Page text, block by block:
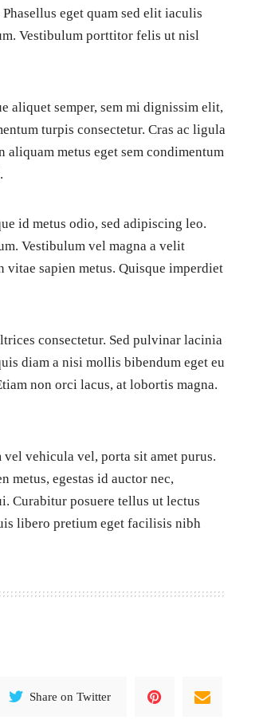
eget quam sed elit iaculis
Vestibulum porttitor felis ut nisl
aliquet semper, sem mi dignissim elit,
turpis consectetur. Cras ac ligula
metus eget sem condimentum
id metus odio, sed adipiscing leo.
Vestibulum vel magna a velit
sapien metus. Quisque imperdiet
consectetur. Sed pulvinar lacinia
diam a nisi mollis bibendum eget eu
non orci lacus, at lobortis magna.
vehicula vel, porta sit amet purus.
metus, egestas id auctor nec,
Curabitur posuere tellus ut lectus
libero pretium eget facilisis nibh
Share on Twitter